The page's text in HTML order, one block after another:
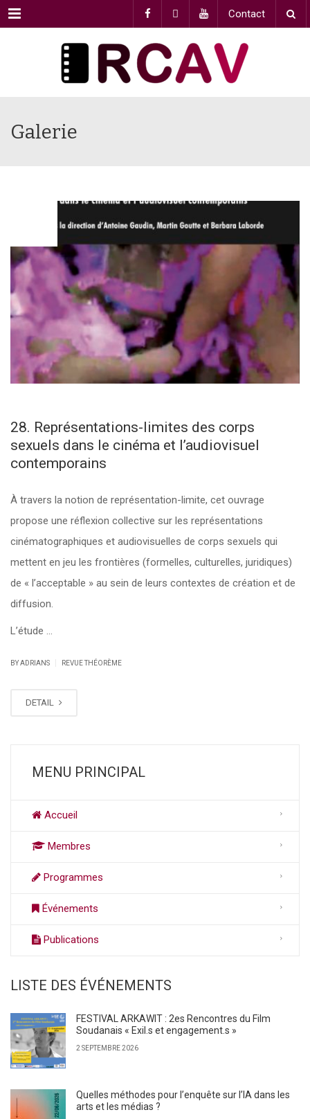
Menu Contact
Galerie
28. Représentations-limites des corps
sexuels dans le cinéma et l’audiovisuel
contemporains
À travers la notion de représentation-limite, cet ouvrage
propose une réflexion collective sur les représentations
cinématographiques et audiovisuelles de corps sexuels qui
mettent en jeu les frontières (formelles, culturelles, juridiques)
de « l’acceptable » au sein de leurs contextes de création et de
diffusion.
L’étude …
BY ADRIANS REVUE THÉORÈME
DETAIL
MENU PRINCIPAL
Accueil
Membres
Programmes
Événements
Publications
LISTE DES ÉVÉNEMENTS
FESTIVAL ARKAWIT : 2es Rencontres du Film
Soudanais « Exil.s et engagement.s »
2 SEPTEMBRE 2026
Quelles méthodes pour l’enquête sur l’IA dans les
arts et les médias ?